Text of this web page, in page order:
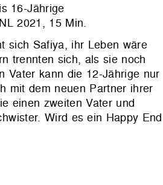
16-Jährige
2021, 15 Min.
sich Safiya, ihr Leben wäre
trennten sich, als sie noch
Vater kann die 12-Jährige nur
mit dem neuen Partner ihrer
einen zweiten Vater und
Wird es ein Happy End